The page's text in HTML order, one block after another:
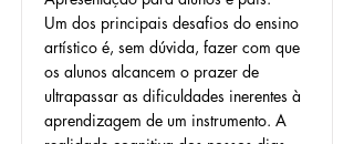
Um dos principais desafios do ensino
artístico é, sem dúvida, fazer com que
os alunos alcancem o prazer de
ultrapassar as dificuldades inerentes à
aprendizagem de um instrumento. A